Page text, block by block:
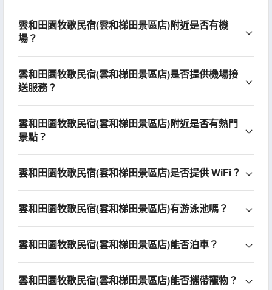
雲和田園牧歌民宿(雲和梯田景區店)附近是否有機
場？
雲和田園牧歌民宿(雲和梯田景區店)是否提供機場接
送服務？
雲和田園牧歌民宿(雲和梯田景區店)附近是否有熱門
景點？
雲和田園牧歌民宿(雲和梯田景區店)是否提供 WiFi？
雲和田園牧歌民宿(雲和梯田景區店)有游泳池嗎？
雲和田園牧歌民宿(雲和梯田景區店)能否泊車？
雲和田園牧歌民宿(雲和梯田景區店)能否攜帶寵物？